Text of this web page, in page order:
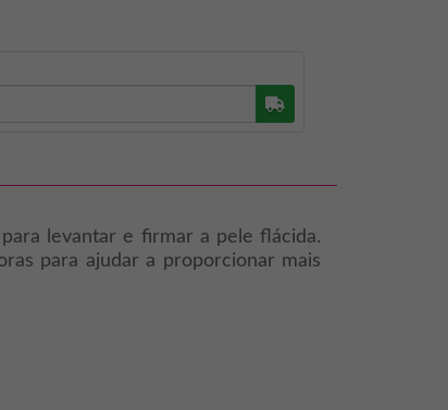
Buscar
levantar e firmar a pele flácida.
para ajudar a proporcionar mais